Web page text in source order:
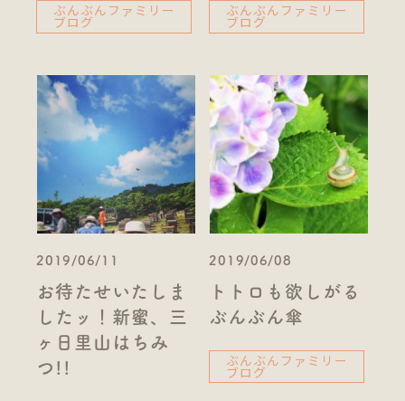
ぶんぶんファミリー
ブログ
ぶんぶんファミリー
ブログ
2019/06/11
お待たせいたしま
したッ！新蜜、三
ヶ日里山はちみ
つ!!
2019/06/08
トトロも欲しがる
ぶんぶん傘
ぶんぶんファミリー
ブログ